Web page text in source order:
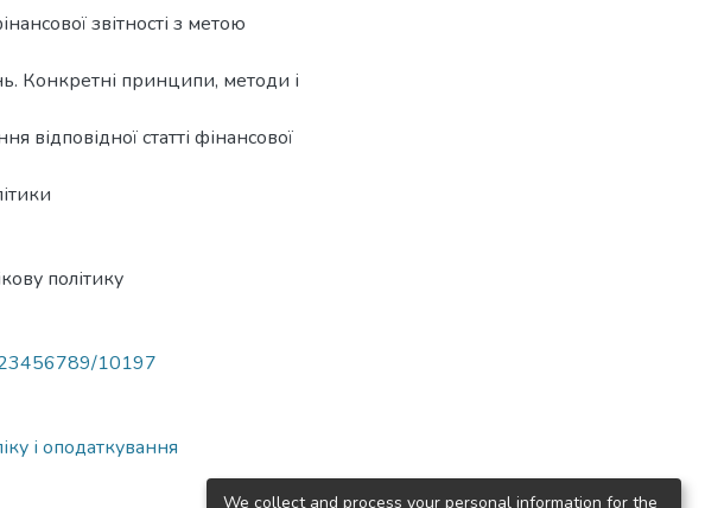
звітності з метою
Конкретні принципи, методи і
відповідної статті фінансової
політику
10197
і оподаткування
We collect and process your personal information for the